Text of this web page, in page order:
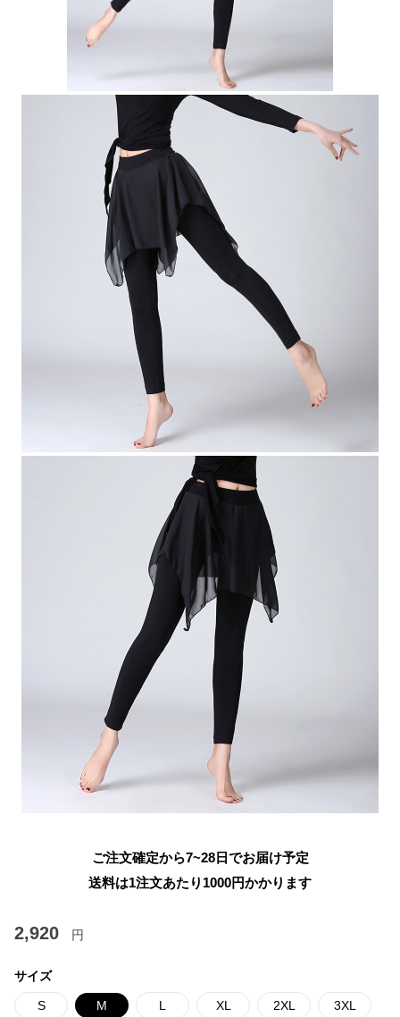
ご注文確定から7~28日でお届け予定
送料は1注文あたり 1000円かかります
2,920 円
サイズ
S M L XL 2XL 3XL